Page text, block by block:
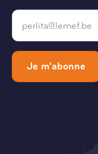
Email
Je m'abonne